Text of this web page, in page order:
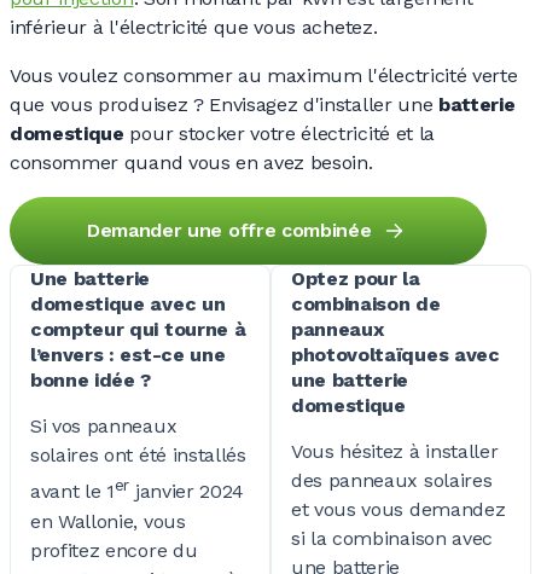
inférieur à l'électricité que vous achetez.
Vous voulez consommer au maximum l'électricité verte
que vous produisez ?Envisagez d'installer une batterie
domestique pour stocker votre électricité et la
consommer quand vous en avez besoin.
Demander une offre combinée
Une batterie
domestique avec un
compteur qui tourne à
l’envers : est-ce une
bonne idée ?
Si vos panneaux
solaires ont été installés
avant le 1er janvier 2024
en Wallonie, vous
profitez encore du
Optez pour la
combinaison de
panneaux
photovoltaïques avec
une batterie
domestique
Vous hésitez à installer
des panneaux solaires
et vous vous demandez
si la combinaison avec
une batterie